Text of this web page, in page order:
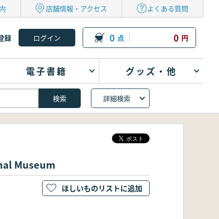
店舗情報・アクセス よくある質問
録 0 点 0 円
電子書籍 グッズ・他
詳細検索
Museum
ほしいものリストに追加